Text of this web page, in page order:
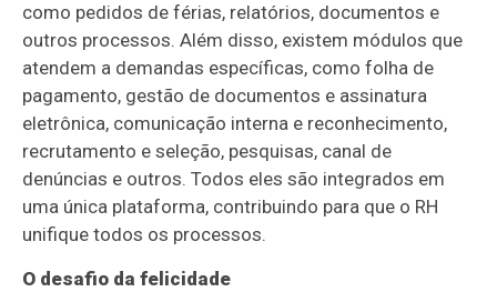
como pedidos de férias, relatórios, documentos e
outros processos. Além disso, existem módulos que
atendem a demandas específicas, como folha de
pagamento, gestão de documentos e assinatura
eletrônica, comunicação interna e reconhecimento,
recrutamento e seleção, pesquisas, canal de
denúncias e outros. Todos eles são integrados em
uma única plataforma, contribuindo para que o RH
unifique todos os processos.
O desafio da felicidade